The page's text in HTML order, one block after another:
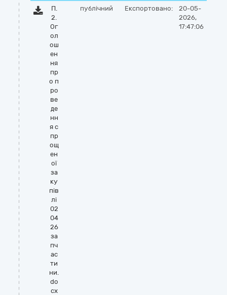
П.
2.
Ог
ол
ош
ен
ня
пр
о п
ро
ве
де
нн
я с
пр
ощ
ен
ої
за
ку
пів
лі
02
04
26
за
пч
ас
ти
ни.
do
cx
публічний Експортовано:
20-05-
2026,
17:47:06